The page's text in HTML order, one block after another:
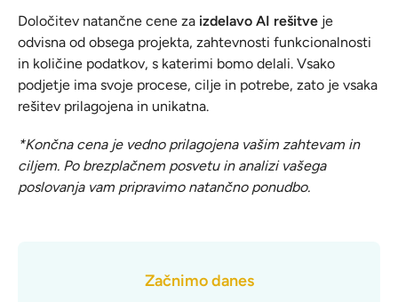
Določitev natančne cene za izdelavo AI rešitve je
odvisna od obsega projekta, zahtevnosti funkcionalnosti
in količine podatkov, s katerimi bomo delali. Vsako
podjetje ima svoje procese, cilje in potrebe, zato je vsaka
rešitev prilagojena in unikatna.
*Končna cena je vedno prilagojena vašim zahtevam in
ciljem. Po brezplačnem posvetu in analizi vašega
poslovanja vam pripravimo natančno ponudbo.
Začnimo danes